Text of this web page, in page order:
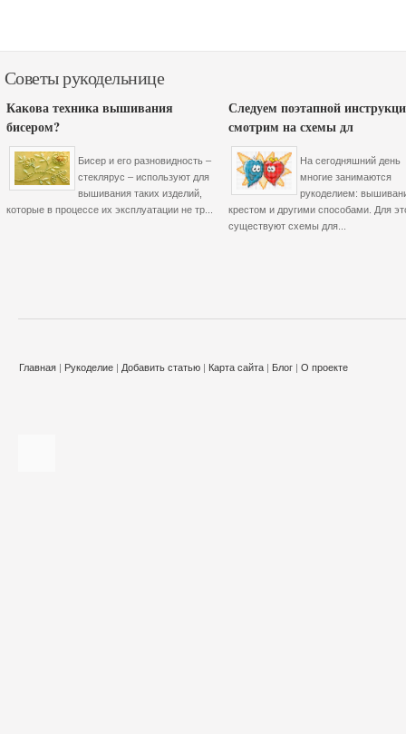
Советы рукодельнице
Какова техника вышивания
бисером?
Бисер и его разновидность –
стеклярус – используют для
вышивания таких изделий,
которые в процессе их эксплуатации не тр...
Следуем поэтапной
смотрим на схемы дл
На сегодняшний день
многие занимаются
рукоделием:
крестом и другими способами. Для
существуют схемы для...
Главная | Рукоделие | Добавить статью | Карта сайта | Блог | О проекте